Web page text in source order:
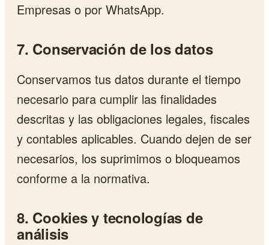
Empresas o por WhatsApp.
7. Conservación de los datos
Conservamos tus datos durante el tiempo
necesario para cumplir las finalidades
descritas y las obligaciones legales, fiscales
y contables aplicables. Cuando dejen de ser
necesarios, los suprimimos o bloqueamos
conforme a la normativa.
8. Cookies y tecnologías de
análisis